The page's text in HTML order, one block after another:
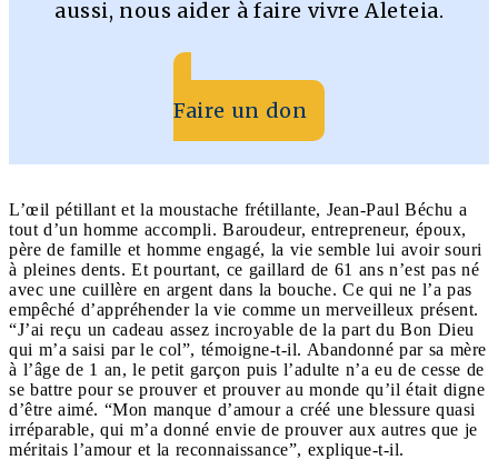
aussi, nous aider à faire vivre Aleteia.
Faire un don
L’œil pétillant et la moustache frétillante, Jean-Paul Béchu a
tout d’un homme accompli. Baroudeur, entrepreneur, époux,
père de famille et homme engagé, la vie semble lui avoir souri
à pleines dents. Et pourtant, ce gaillard de 61 ans n’est pas né
avec une cuillère en argent dans la bouche. Ce qui ne l’a pas
empêché d’appréhender la vie comme un merveilleux présent.
“J’ai reçu un cadeau assez incroyable de la part du Bon Dieu
qui m’a saisi par le col”, témoigne-t-il. Abandonné par sa mère
à l’âge de 1 an, le petit garçon puis l’adulte n’a eu de cesse de
se battre pour se prouver et prouver au monde qu’il était digne
d’être aimé. “Mon manque d’amour a créé une blessure quasi
irréparable, qui m’a donné envie de prouver aux autres que je
méritais l’amour et la reconnaissance”, explique-t-il.